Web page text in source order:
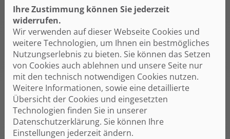
Dein persönlicher Ansprechpartner
Ihre Zustimmung können Sie jederzeit
widerrufen.
Wir verwenden auf dieser Webseite Cookies und
weitere Technologien, um Ihnen ein bestmögliches
Nutzungserlebnis zu bieten. Sie können das Setzen
von Cookies auch ablehnen und unsere Seite nur
mit den technisch notwendigen Cookies nutzen.
Weitere Informationen, sowie eine detaillierte
Übersicht der Cookies und eingesetzten
Technologien finden Sie in unserer
Datenschutzerklärung. Sie können Ihre
Einstellungen jederzeit ändern.